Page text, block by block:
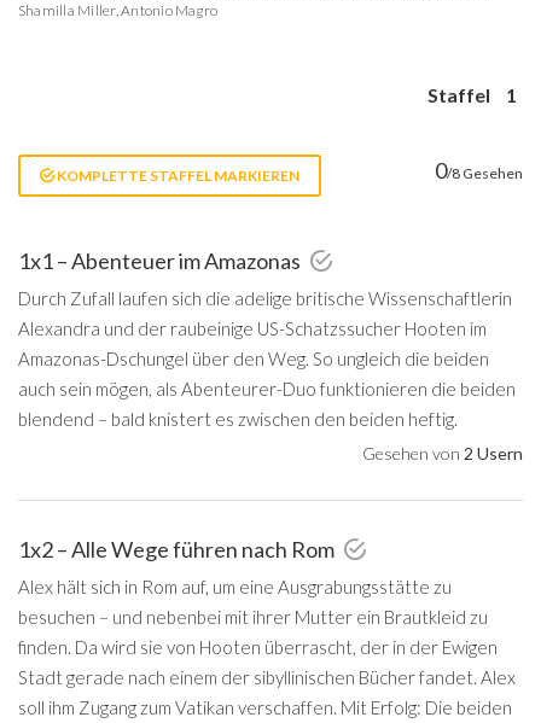
Shamilla Miller,Antonio Magro
Staffel 1
KOMPLETTE STAFFEL MARKIEREN 0/8 Gesehen
1x1 – Abenteuer im Amazonas
Durch Zufall laufen sich die adelige britische Wissenschaftlerin
Alexandra und der raubeinige US-Schatzssucher Hooten im
Amazonas-Dschungel über den Weg. So ungleich die beiden
auch sein mögen, als Abenteurer-Duo funktionieren die beiden
blendend – bald knistert es zwischen den beiden heftig.
Gesehen von 2 Usern
1x2 – Alle Wege führen nach Rom
Alex hält sich in Rom auf, um eine Ausgrabungsstätte zu
besuchen – und nebenbei mit ihrer Mutter ein Brautkleid zu
finden. Da wird sie von Hooten überrascht, der in der Ewigen
Stadt gerade nach einem der sibyllinischen Bücher fandet. Alex
soll ihm Zugang zum Vatikan verschaffen. Mit Erfolg: Die beiden